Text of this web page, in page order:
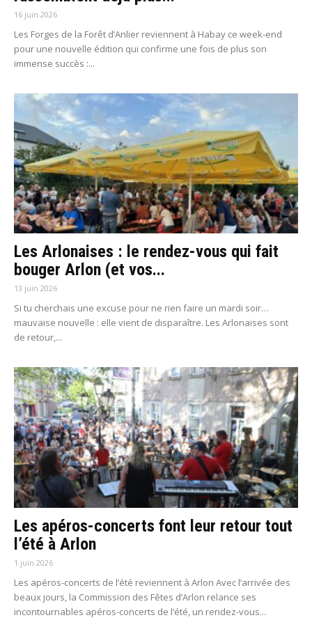
16 juin 2026
Les Forges de la Forêt d’Anlier reviennent à Habay ce week-end
pour une nouvelle édition qui confirme une fois de plus son
immense succès :...
Les Arlonaises : le rendez-vous qui fait
bouger Arlon (et vos...
13 juin 2026
Si tu cherchais une excuse pour ne rien faire un mardi soir…
mauvaise nouvelle : elle vient de disparaître. Les Arlonaises sont
de retour,...
Les apéros-concerts font leur retour tout
l’été à Arlon
1 juin 2026
Les apéros-concerts de l’été reviennent à Arlon Avec l’arrivée des
beaux jours, la Commission des Fêtes d’Arlon relance ses
incontournables apéros-concerts de l’été, un rendez-vous...